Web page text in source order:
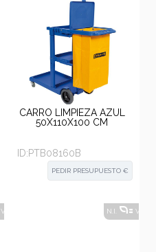
CARRO LIMPIEZA AZUL
50X110X100 CM
ID:PTB08160B
PEDIR PRESUPUESTO €
VER ALTERNATIVAS N.I. VER